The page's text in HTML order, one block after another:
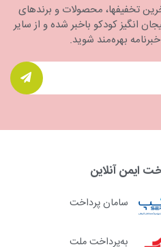
تخفیفها، محصولات و برندهای
انگیز کودکو باخبر شده و از سایر
بهره‌مند شوید.
ایمن آنلاین
سامان پرداخت
به‌پرداخت ملت